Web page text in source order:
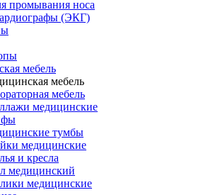
промывания носа
(ЭКГ)
мебель
мебель
мебель
медицинские
тумбы
медицинские
и кресла
медицинский
медицинские